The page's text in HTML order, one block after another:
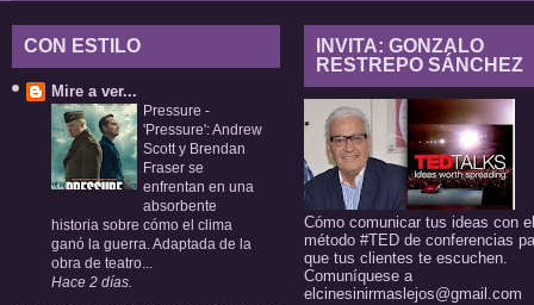
CON ESTILO
Mire a ver...
Pressure -
'Pressure': Andrew
Scott y Brendan
Fraser se
enfrentan en una
absorbente
historia sobre cómo el clima
ganó la guerra. Adaptada de la
obra de teatro...
Hace 2 días.
INVITA: GONZALO
RESTREPO SÁNCHEZ
Cómo comunicar tus ideas con el
método #TED de conferencias
que tus clientes te escuchen.
Comuníquese a
elcinesinirmaslejos@gmail.com